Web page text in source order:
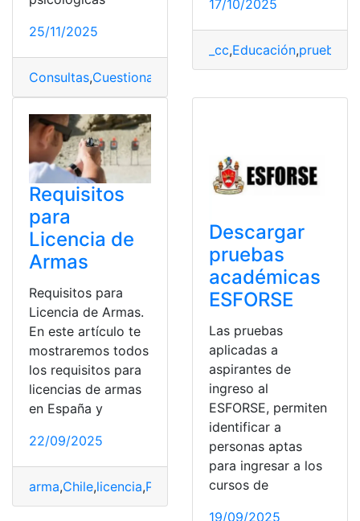
25/11/2025
Consultas,Cuestionarios
17/10/2025
_cc,Educación,prueba
Requisitos
para
Licencia de
Armas
Requisitos para
Licencia de Armas.
En este artículo te
mostraremos todos
los requisitos para
licencias de armas
en España y
22/09/2025
arma,Chile,licencia,Pruebas Trámites
Descargar
pruebas
académicas
ESFORSE
Las pruebas
aplicadas a
aspirantes de
ingreso al
ESFORSE, permiten
identificar a
personas aptas
para ingresar a los
cursos de
19/09/2025